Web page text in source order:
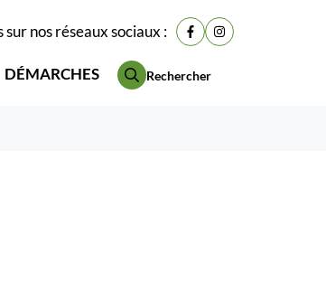
sur nos réseaux sociaux : Lien vers le compte
Lien vers le
DÉMARCHES Rechercher